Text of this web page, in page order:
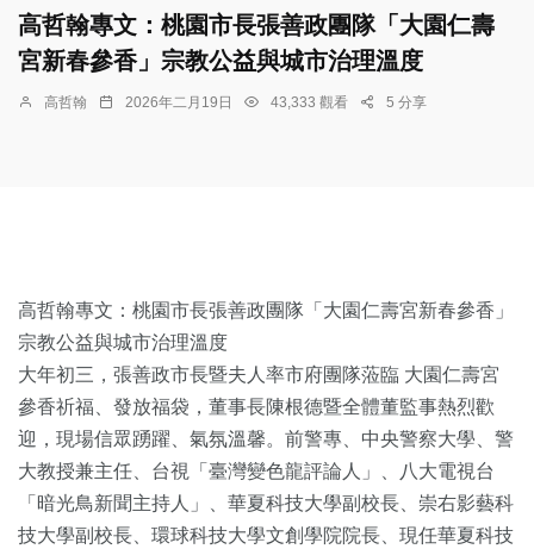
高哲翰專文：桃園市長張善政團隊「大園仁壽
宮新春參香」宗教公益與城市治理溫度
高哲翰 2026年二月19日 43,333 觀看 5 分享
高哲翰專文：桃園市長張善政團隊「大園仁壽宮新春參香」
宗教公益與城市治理溫度
大年初三，張善政市長暨夫人率市府團隊蒞臨 大園仁壽宮
參香祈福、發放福袋，董事長陳根德暨全體董監事熱烈歡
迎，現場信眾踴躍、氣氛溫馨。 前警專、中央警察大學、警
大教授兼主任、台視「臺灣變色龍評論人」、八大電視台
「暗光鳥新聞主持人」、華夏科技大學副校長、崇右影藝科
技大學副校長、環球科技大學文創學院院長、現任華夏科技